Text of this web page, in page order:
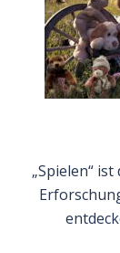
„Spielen“